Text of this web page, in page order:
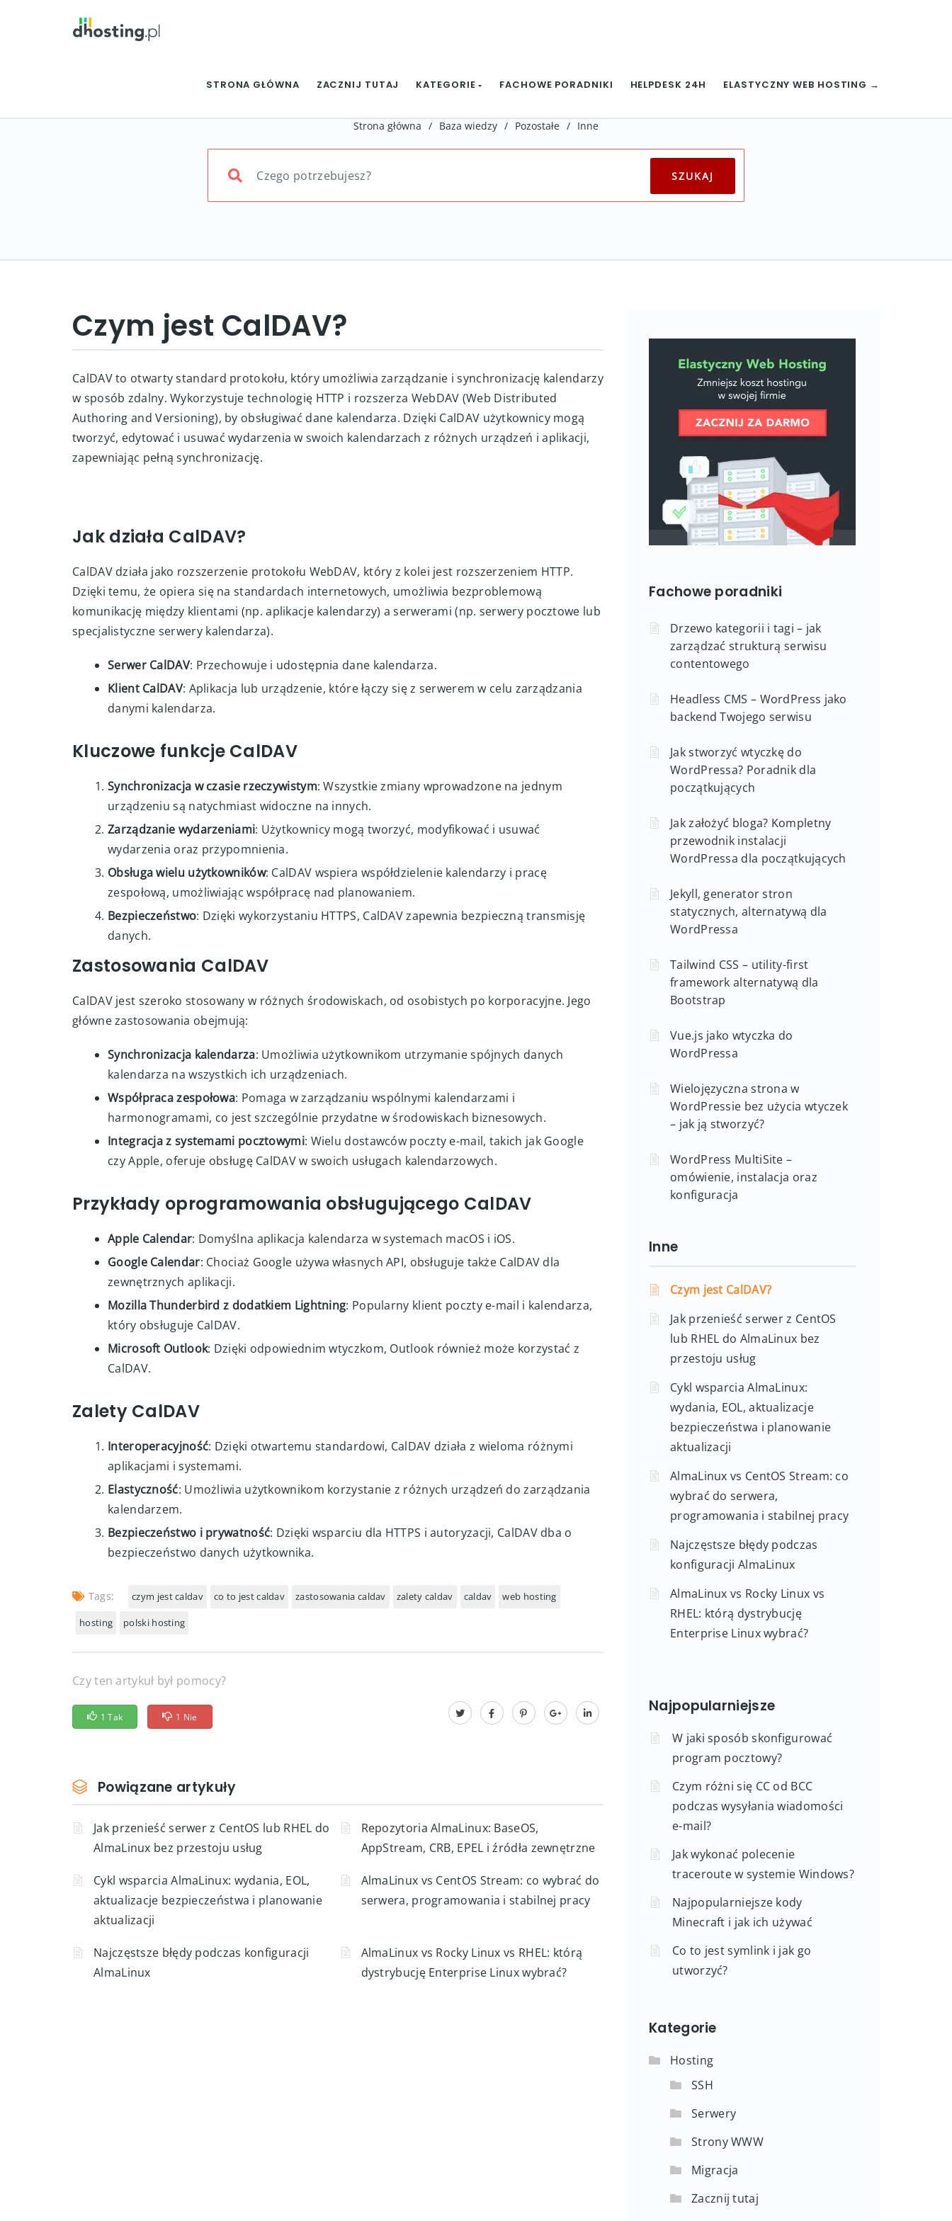
STRONA GŁÓWNA ZACZNIJ TUTAJ KATEGORIE FACHOWE PORADNIKI HELPDESK 24H ELASTYCZNY WEB HOSTING →
Strona główna / Baza wiedzy / Pozostałe / Inne
Czym jest CalDAV?
CalDAV to otwarty standard protokołu, który umożliwia zarządzanie i synchronizację kalendarzy
w sposób zdalny. Wykorzystuje technologię HTTP i rozszerza WebDAV (Web Distributed
Authoring and Versioning), by obsługiwać dane kalendarza. Dzięki CalDAV użytkownicy mogą
tworzyć, edytować i usuwać wydarzenia w swoich kalendarzach z różnych urządzeń i aplikacji,
zapewniając pełną synchronizację.
Jak działa CalDAV?
CalDAV działa jako rozszerzenie protokołu WebDAV, który z kolei jest rozszerzeniem HTTP.
Dzięki temu, że opiera się na standardach internetowych, umożliwia bezproblemową
komunikację między klientami (np. aplikacje kalendarzy) a serwerami (np. serwery pocztowe lub
specjalistyczne serwery kalendarza).
Klient CalDAV: Aplikacja lub urządzenie, które łączy się z serwerem w celu zarządzania
Kluczowe funkcje CalDAV
Synchronizacja w czasie rzeczywistym
urządzeniu są natychmiast widoczne na innych.
Zarządzanie wydarzeniami: Użytkownicy mogą tworzyć, modyfikować i usuwać
wydarzenia oraz przypomnienia.
Obsługa wielu użytkowników
zespołową, umożliwiając współpracę nad planowaniem.
danych.
Zastosowania CalDAV
CalDAV jest szeroko stosowany w różnych środowiskach, od osobistych po korporacyjne. Jego
główne zastosowania obejmują:
Synchronizacja kalendarza: Umożliwia użytkownikom utrzymanie spójnych danych
kalendarza na wszystkich ich urządzeniach.
Współpraca zespołowa: Pomaga w zarządzaniu wspólnymi kalendarzami i
Integracja z systemami pocztowymi: Wielu dostawców poczty e-mail, takich jak Google
Przykłady oprogramowania obsługującego CalDAV
Apple Calendar: Domyślna aplikacja kalendarza w systemach macOS i iOS.
Google Calendar: Chociaż Google używa własnych API, obsługuje także CalDAV dla
zewnętrznych aplikacji.
Mozilla Thunderbird z dodatkiem Lightning
Microsoft Outlook
Zalety CalDAV
Interoperacyjność
aplikacjami i systemami.
Elastyczność: Umożliwia użytkownikom korzystanie z różnych urządzeń do zarządzania
Bezpieczeństwo i prywatność: Dzięki wsparciu dla HTTPS i autoryzacji, CalDAV dba o
bezpieczeństwo danych użytkownika.
hosting polski hosting
1 Tak 1 Nie
Powiązane artykuły
Jak przenieść serwer z CentOS lub RHEL do
AlmaLinux bez przestoju usług
Repozytoria AlmaLinux: BaseOS,
Cykl wsparcia AlmaLinux: wydania, EOL,
aktualizacje bezpieczeństwa i planowanie
AlmaLinux vs CentOS Stream: co wybrać do
serwera, programowania i stabilnej pracy
Fachowe poradniki
Drzewo kategorii i tagi – jak
zarządzać strukturą serwisu
contentowego
Headless CMS – WordPress jako
backend Twojego serwisu
Jak stworzyć wtyczkę do
WordPressa? Poradnik dla
początkujących
Jak założyć bloga? Kompletny
przewodnik instalacji
WordPressa dla początkujących
Jekyll, generator stron
statycznych, alternatywą dla
WordPressa
Tailwind CSS – utility-first
framework alternatywą dla
Bootstrap
Vue.js jako wtyczka do
WordPressa
Wielojęzyczna strona w
WordPressie bez użycia wtyczek
– jak ją stworzyć?
WordPress MultiSite –
omówienie, instalacja oraz
konfiguracja
Inne
Czym jest CalDAV?
Jak przenieść serwer z CentOS
lub RHEL do AlmaLinux bez
przestoju usług
Cykl wsparcia AlmaLinux:
wydania, EOL, aktualizacje
bezpieczeństwa i planowanie
aktualizacji
AlmaLinux vs CentOS Stream: co
wybrać do serwera,
programowania i stabilnej pracy
Najczęstsze błędy podczas
konfiguracji AlmaLinux
AlmaLinux vs Rocky Linux vs
RHEL: którą dystrybucję
Enterprise Linux wybrać?
Najpopularniejsze
W jaki sposób skonfigurować
program pocztowy?
Czym różni się CC od BCC
podczas wysyłania wiadomości
e-mail?
Jak wykonać polecenie
traceroute w systemie Windows?
Najpopularniejsze kody
Minecraft i jak ich używać
Co to jest symlink i jak go
utworzyć?
Kategorie
Hosting
SSH
Serwery
Strony WWW
Migracja
Zacznij tutaj